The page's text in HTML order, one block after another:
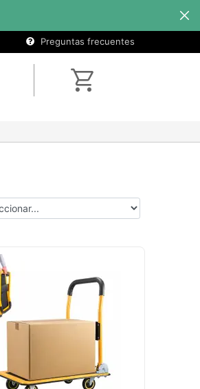
Preguntas frecuentes